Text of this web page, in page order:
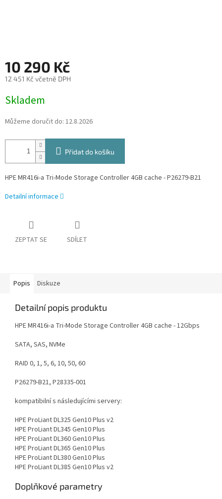
10 290 Kč
12 451 Kč včetně DPH
cena:
Skladem
Můžeme doručit do: 12.8.2026
Přidat do košíku
HPE MR416i-a Tri-Mode Storage Controller 4GB cache - P26279-B21
Detailní informace
ZEPTAT SE SDÍLET
Popis Diskuze
Detailní popis produktu
HPE MR416i-a Tri-Mode Storage Controller 4GB cache - 12Gbps
SATA, SAS, NVMe
RAID 0, 1, 5, 6, 10, 50, 60
P26279-B21, P28335-001
kompatibilní s následujícími servery:
HPE ProLiant DL325 Gen10 Plus v2
HPE ProLiant DL345 Gen10 Plus
HPE ProLiant DL360 Gen10 Plus
HPE ProLiant DL365 Gen10 Plus
HPE ProLiant DL380 Gen10 Plus
HPE ProLiant DL385 Gen10 Plus v2
Doplňkové parametry